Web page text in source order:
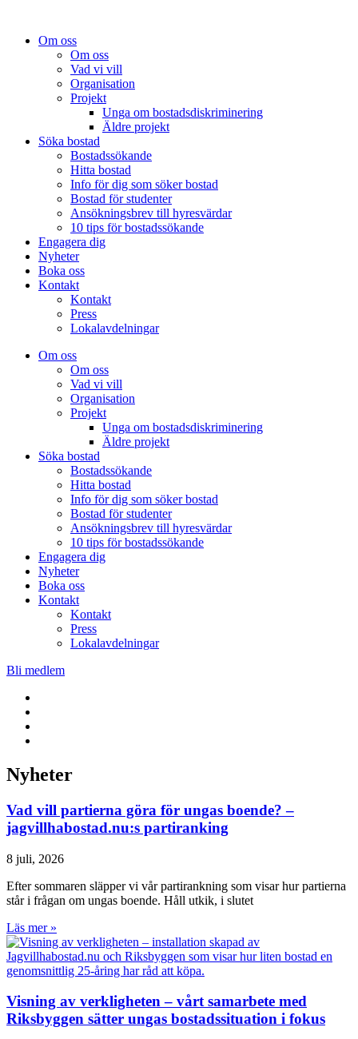
Om oss
Om oss
Vad vi vill
Organisation
Projekt
Unga om bostadsdiskriminering
Äldre projekt
Söka bostad
Bostadssökande
Hitta bostad
Info för dig som söker bostad
Bostad för studenter
Ansökningsbrev till hyresvärdar
10 tips för bostadssökande
Engagera dig
Nyheter
Boka oss
Kontakt
Kontakt
Press
Lokalavdelningar
Om oss
Om oss
Vad vi vill
Organisation
Projekt
Unga om bostadsdiskriminering
Äldre projekt
Söka bostad
Bostadssökande
Hitta bostad
Info för dig som söker bostad
Bostad för studenter
Ansökningsbrev till hyresvärdar
10 tips för bostadssökande
Engagera dig
Nyheter
Boka oss
Kontakt
Kontakt
Press
Lokalavdelningar
Bli medlem
Nyheter
Vad vill partierna göra för ungas boende? –
jagvillhabostad.nu:s partiranking
8 juli, 2026
Efter sommaren släpper vi vår partirankning som visar hur partierna
står i frågan om ungas boende. Håll utkik, i slutet
Läs mer »
Visning av verkligheten – vårt samarbete med
Riksbyggen sätter ungas bostadssituation i fokus